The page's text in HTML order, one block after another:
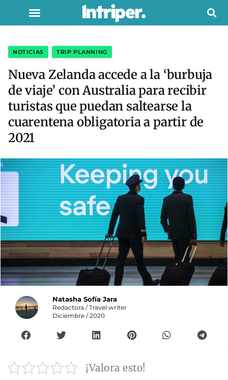
NOTICIAS TRIP PLANNING
Nueva Zelanda accede a la ‘burbuja
de viaje’ con Australia para recibir
turistas que puedan saltearse la
cuarentena obligatoria a partir de
2021
Natasha Sofía Jara
Redactora / Travel writer
Diciembre / 2020
¡Valora esto!